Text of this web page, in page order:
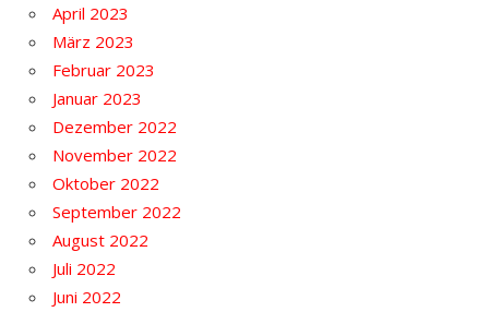
April 2023
März 2023
Februar 2023
Januar 2023
Dezember 2022
November 2022
Oktober 2022
September 2022
August 2022
Juli 2022
Juni 2022